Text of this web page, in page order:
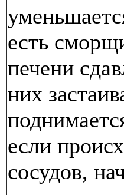
есть
печени
них
если
сосудов,